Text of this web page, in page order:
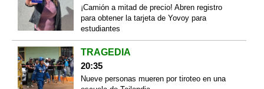
¡Camión a mitad de precio! Abren registro
para obtener la tarjeta de Yovoy para
estudiantes
TRAGEDIA
20:35
Nueve personas mueren por tiroteo en una